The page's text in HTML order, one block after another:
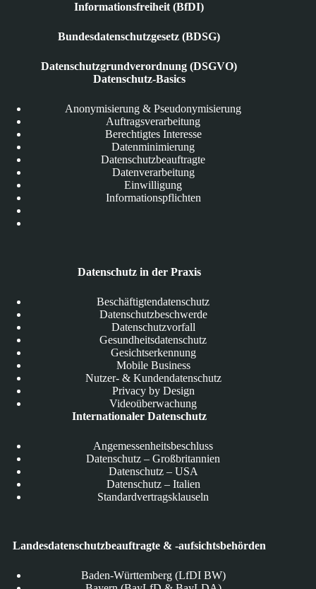
Informationsfreiheit (BfDI)
Bundesdatenschutzgesetz (BDSG)
Datenschutzgrundverordnung (DSGVO)
Datenschutz-Basics
Anonymisierung & Pseudonymisierung
Auftragsverarbeitung
Berechtigtes Interesse
Datenminimierung
Datenschutzbeauftragte
Datenverarbeitung
Einwilligung
Informationspflichten
Datenschutz in der Praxis
Beschäftigtendatenschutz
Datenschutzbeschwerde
Datenschutzvorfall
Gesundheitsdatenschutz
Gesichtserkennung
Mobile Business
Nutzer- & Kundendatenschutz
Privacy by Design
Videoüberwachung
Internationaler Datenschutz
Angemessenheitsbeschluss
Datenschutz – Großbritannien
Datenschutz – USA
Datenschutz – Italien
Standardvertragsklauseln
Landesdatenschutzbeauftragte & -aufsichtsbehörden
Baden-Württemberg (LfDI BW)